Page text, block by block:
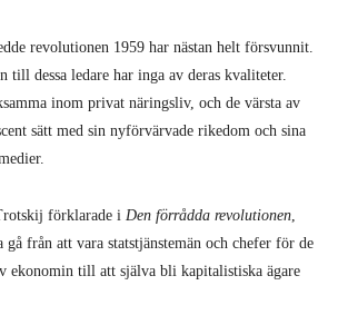
revolutionen 1959 har nästan helt försvunnit.
till dessa ledare har inga av deras kvaliteter.
inom privat näringsliv, och de värsta av
sätt med sin nyförvärvade rikedom och sina
förklarade i Den förrådda revolutionen
gå från att vara statstjänstemän och chefer för de
ekonomin till att själva bli kapitalistiska ägare